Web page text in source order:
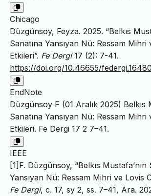
Chicago
Düzgünsoy, Feyza. 2025. “Belkıs
Sanatına Yansıyan Nü: Ressam
Etkileri”. Fe Dergi17 (2): 7-41.
https://doi.org/10.46655/
EndNote
Düzgünsoy F (01 Aralık 2025) Belkıs
Sanatına Yansıyan Nü: Ressam
Etkileri. Fe Dergi 17 2 7–41.
IEEE
[1]F. Düzgünsoy, “Belkıs Mustafa’nın
Yansıyan Nü: Ressam Mihri ve Lovis
Fe Dergi, c. 17, sy 2, ss. 7–41, Ara.